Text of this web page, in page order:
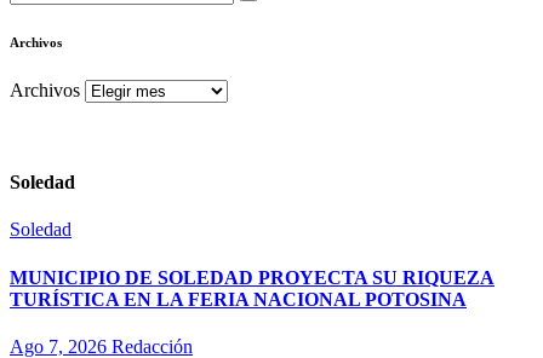
Archivos
Archivos
Soledad
Soledad
MUNICIPIO DE SOLEDAD PROYECTA SU RIQUEZA
TURÍSTICA EN LA FERIA NACIONAL POTOSINA
Ago 7, 2026 Redacción